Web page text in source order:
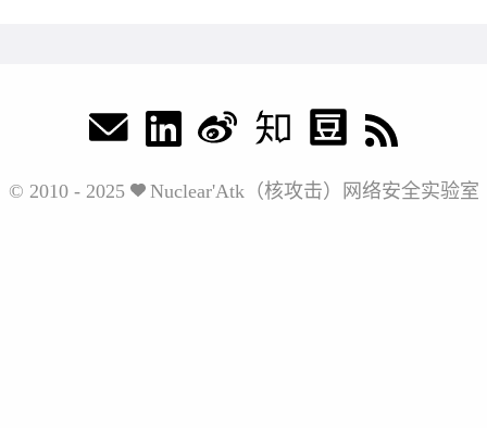
© 2010 - 2025 Nuclear'Atk（核攻击）网络安全实验室